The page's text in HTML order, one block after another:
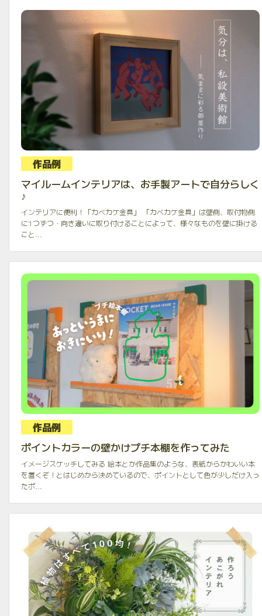
作品例
マイルームインテリアは、お手製アートで自分らしく
♪
インテリアに便利！「カベカケ金具」 「カベカケ金具」は壁側、取付物側
に1つずつ・向き違いに取り付けることによって、様々なものを壁に掛ける
こと...
作品例
ポイントカラーの壁かけプチ本棚を作ってみた
イメージスケッチしてみる 絵本とか作品集のような、表紙からかわいい本
を置くぞ！とはじめから決めているので、ポイントとして色が少しだけ入っ
たポ...